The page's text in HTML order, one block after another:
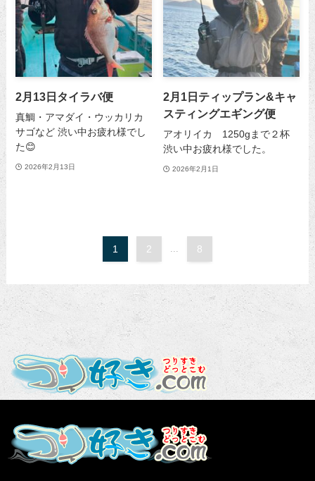
2月13日タイラバ便
真鯛・アマダイ・ウッカリカ
サゴなど 渋い中お疲れ様でし
た😊
2026年2月13日
2月1日ティップラン&キャ
スティングエギング便
アオリイカ 1250gまで２杯
渋い中お疲れ様でした。
2026年2月1日
1 2 8